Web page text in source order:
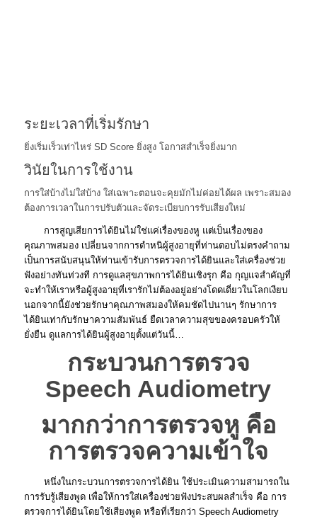
ระยะเวลาที่เริ่มรักษา
ยิ่งเริ่มเร็วเท่าไหร่ SD Score ยิ่งสูง โอกาสสำเร็จยิ่งมาก
วินัยในการใช้งาน
การใส่บ้างไม่ใส่บ้าง ใส่เฉพาะตอนจะคุยมักไม่ค่อยได้ผล เพราะสมอง
ต้องการเวลาในการปรับตัวและจัดระเบียบการรับเสียงใหม่
การสูญเสียการได้ยินไม่ใช่แค่เรื่องของหู แต่เป็นเรื่องของ
คุณภาพสมอง เปลี่ยนจากการตำหนิผู้สูงอายุที่ท่านตอบไม่ตรงคำถาม
เป็นการสนับสนุนให้ท่านเข้ารับการตรวจการได้ยินและใส่เครื่องช่วย
ฟังอย่างทันท่วงที การดูแลสุขภาพการได้ยินเชิงรุก คือ กุญแจสำคัญที่
จะทำให้เราหรือผู้สูงอายุที่เรารักไม่ต้องอยู่อย่างโดดเดี่ยวในโลกเงียบ
นอกจากนี้ยังช่วยรักษาคุณภาพสมองให้คมชัดไปนานๆ รักษาการ
ได้ยินเท่ากับรักษาความสัมพันธ์ ยืดเวลาความสุขของครอบครัวให้
ยั่งยืน ดูแลการได้ยินผู้สูงอายุตั้งแต่วันนี้…
กระบวนการตรวจ
Speech Audiometry
มากกว่าการตรวจหู คือ
การตรวจความเข้าใจ
หนึ่งในกระบวนการตรวจการได้ยิน ใช้ประเมินความสามารถใน
การรับรู้เสียงพูด เพื่อให้การใส่เครื่องช่วยฟังประสบผลสำเร็จ คือ การ
ตรวจการได้ยินโดยใช้เสียงพูด หรือที่เรียกว่า Speech Audiometry